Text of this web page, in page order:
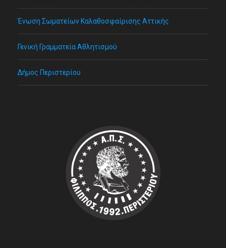
Ένωση Σωματείων Καλαθοσφαίρισης Αττικής
Γενική Γραμματεία Αθλητισμού
Δήμος Περιστερίου